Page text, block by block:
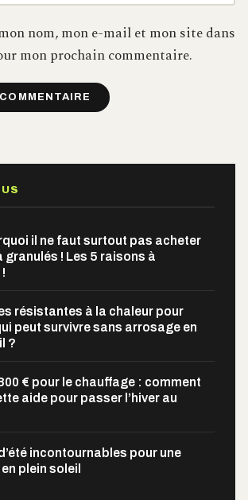
nom, mon e-mail et mon site dans
mon prochain commentaire.
il ne faut surtout pas acheter
granulés ! Les 5 raisons à
résistantes à la chaleur pour
peut survivre sans arrosage en
?
€ pour le chauffage : comment
aide pour passer l’hiver au
incontournables pour une
plein soleil